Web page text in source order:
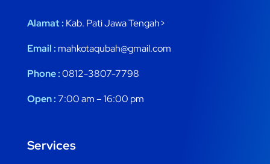
Alamat : Kab. Pati Jawa Tengah>
Email : mahkotaqubah@gmail.com
Phone :0812-3807-7798
Open :7:00 am – 16:00 pm
Services